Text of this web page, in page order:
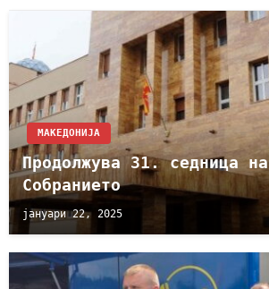
МАКЕДОНИЈА
Продолжува 31. седница на
Собранието
јануари 22, 2025